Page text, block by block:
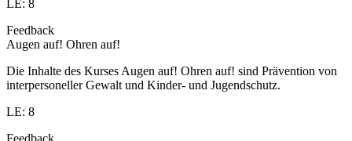
LE: 8
Feedback
Augen auf! Ohren auf!
Die Inhalte des Kurses Augen auf! Ohren auf! sind Prävention von
interpersoneller Gewalt und Kinder- und Jugendschutz.
LE: 8
Feedback